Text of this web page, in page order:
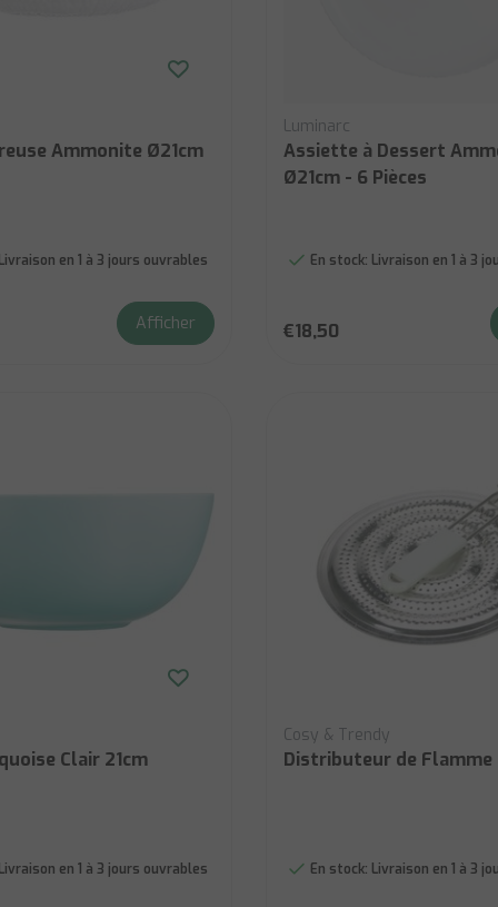
Ammonite Ø21cm
en 1 à 3 jours ouvrables
Afficher
Luminarc
Assiette à Dessert
Ø21cm - 6 Pièces
En stock: Livraison en 1 à 3
€18,50
Clair 21cm
en 1 à 3 jours ouvrables
Cosy & Trendy
Distributeur de Flamme
En stock: Livraison en 1 à 3